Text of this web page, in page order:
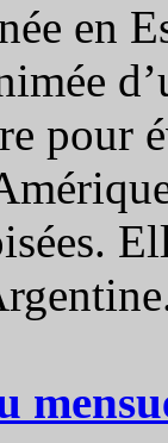
en
pour